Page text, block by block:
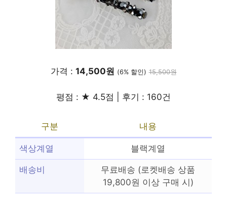
가격 : 14,500원 (6% 할인) 15,500원
평점 : ★ 4.5점 | 후기 : 160건
구분 내용
색상계열 블랙계열
배송비
무료배송 (로켓배송 상품
19,800원 이상 구매 시)